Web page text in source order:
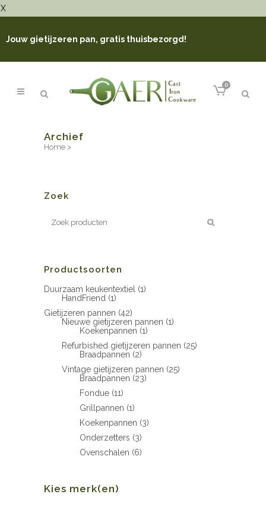
X
Jouw gietijzeren pan, gratis thuisbezorgd!
0
Archief
Home >
Zoek
Productsoorten
Duurzaam keukentextiel (1)
HandFriend (1)
Gietijzeren pannen (42)
Nieuwe gietijzeren pannen (1)
Koekenpannen (1)
Refurbished gietijzeren pannen (25)
Braadpannen (2)
Vintage gietijzeren pannen (25)
Braadpannen (23)
Fondue (11)
Grillpannen (1)
Koekenpannen (3)
Onderzetters (3)
Ovenschalen (6)
Kies merk(en)